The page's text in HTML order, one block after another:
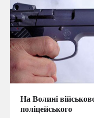
На Волині
поліцейського